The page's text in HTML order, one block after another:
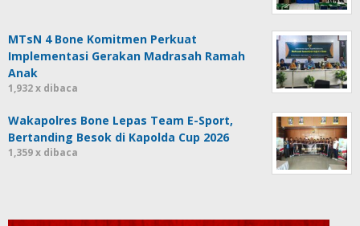
MTsN 4 Bone Komitmen Perkuat
Implementasi Gerakan Madrasah Ramah
Anak
1,932 x dibaca
Wakapolres Bone Lepas Team E-Sport,
Bertanding Besok di Kapolda Cup 2026
1,359 x dibaca